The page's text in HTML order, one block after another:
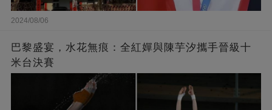
2024/08/06
巴黎盛宴，水花無痕：全紅嬋與陳芋汐攜手晉級十
米台決賽